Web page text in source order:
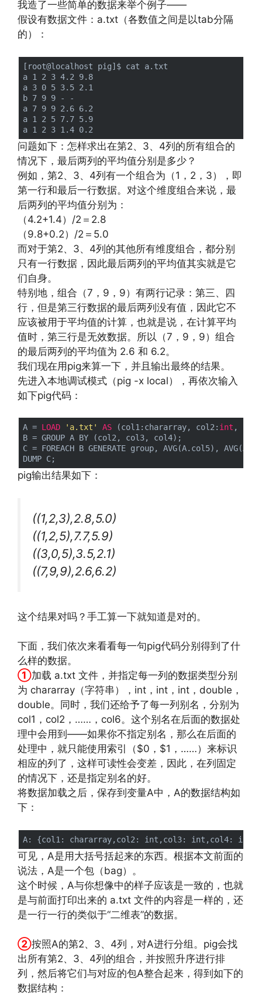
我造了一些简单的数据来举个例子——
假设有数据文件：a.txt（各数值之间是以tab分隔
的）：
[root@localhost pig]$ cat a.txt
a 1 2 3 4.2 9.8
a 3 0 5 3.5 2.1
b 7 9 9 - -
a 7 9 9 2.6 6.2
a 1 2 5 7.7 5.9
问题如下：怎样求出在第2、3、4列的所有组合的
情况下，最后两列的平均值分别是多少？
例如，第2、3、4列有一个组合为（1，2，3），即
第一行和最后一行数据。对这个维度组合来说，最
后两列的平均值分别为：
（4.2+1.4）/2＝2.8
（9.8+0.2）/2＝5.0
而对于第2、3、4列的其他所有维度组合，都分别
只有一行数据，因此最后两列的平均值其实就是它
们自身。
特别地，组合（7，9，9）有两行记录：第三、四
行，但是第三行数据的最后两列没有值，因此它不
应该被用于平均值的计算，也就是说，在计算平均
值时，第三行是无效数据。所以（7，9，9）组合
的最后两列的平均值为 2.6 和 6.2。
我们现在用pig来算一下，并且输出最终的结果。
先进入本地调试模式（pig -x local），再依次输入
如下pig代码：
A = LOAD 'a.txt' AS (col1:chararray, col2: int ,
B = GROUP A BY (col2, col3, col4);
C = FOREACH B GENERATE group, AVG(A.col5),
pig输出结果如下：
((1,2,3),2.8,5.0)
((1,2,5),7.7,5.9)
((3,0,5),3.5,2.1)
((7,9,9),2.6,6.2)
这个结果对吗？手工算一下就知道是对的。
下面，我们依次来看看每一句pig代码分别得到了什
么样的数据。
①加载 a.txt 文件，并指定每一列的数据类型分别
为 chararray（字符串），int，int，int，double，
double。同时，我们还给予了每一列别名，分别为
col1，col2，……，col6。这个别名在后面的数据处
理中会用到——如果你不指定别名，那么在后面的
处理中，就只能使用索引（$0，$1，……）来标识
相应的列了，这样可读性会变差，因此，在列固定
的情况下，还是指定别名的好。
将数据加载之后，保存到变量A中，A的数据结构如
下：
可见，A是用大括号括起来的东西。根据本文前面的
说法，A是一个包（bag）。
这个时候，A与你想像中的样子应该是一致的，也就
是与前面打印出来的 a.txt 文件的内容是一样的，还
是一行一行的类似于“二维表”的数据。
②按照A的第2、3、4列，对A进行分组。pig会找
出所有第2、3、4列的组合，并按照升序进行排
列，然后将它们与对应的包A整合起来，得到如下的
数据结构：